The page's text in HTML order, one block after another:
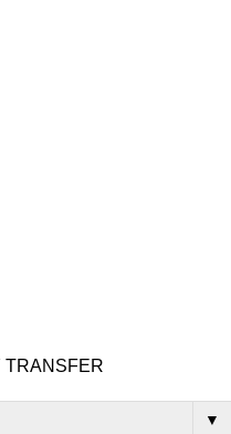
TRANSFER
▼